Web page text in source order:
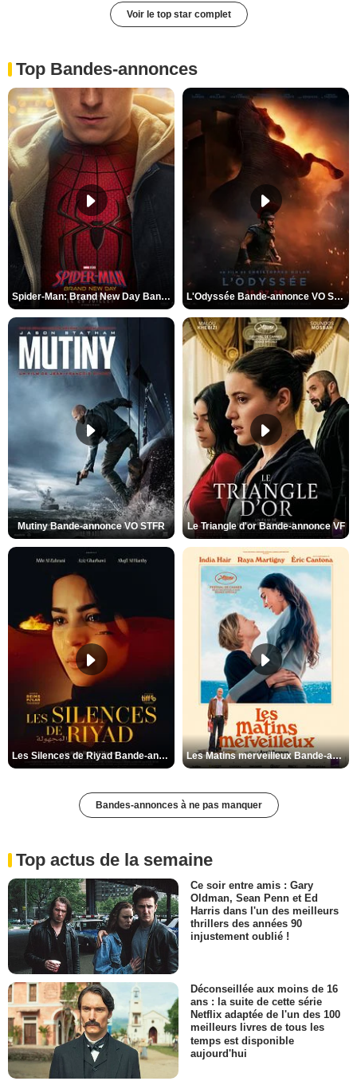
Voir le top star complet
Top Bandes-annonces
Spider-Man: Brand New Day Bande-annonce VO STFR L'Odyssée Bande-annonce VO STFR
Mutiny Bande-annonce VO STFR Le Triangle d'or Bande-annonce VF
Les Silences de Riyad Bande-annonce VO STFR Les Matins merveilleux Bande-annonce VF
Bandes-annonces à ne pas manquer
Top actus de la semaine
Ce soir entre amis : Gary
Oldman, Sean Penn et Ed
Harris dans l'un des meilleurs
thrillers des années 90
injustement oublié !
Déconseillée aux moins de 16
ans : la suite de cette série
Netflix adaptée de l'un des 100
meilleurs livres de tous les
temps est disponible
aujourd'hui